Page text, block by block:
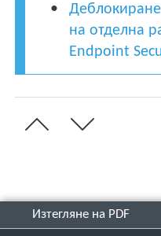
на отделна
Endpoint
Изтегляне на PDF